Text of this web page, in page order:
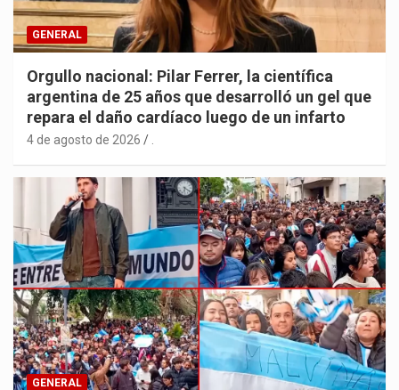
GENERAL
Orgullo nacional: Pilar Ferrer, la científica
argentina de 25 años que desarrolló un gel que
repara el daño cardíaco luego de un infarto
4 de agosto de 2026
GENERAL